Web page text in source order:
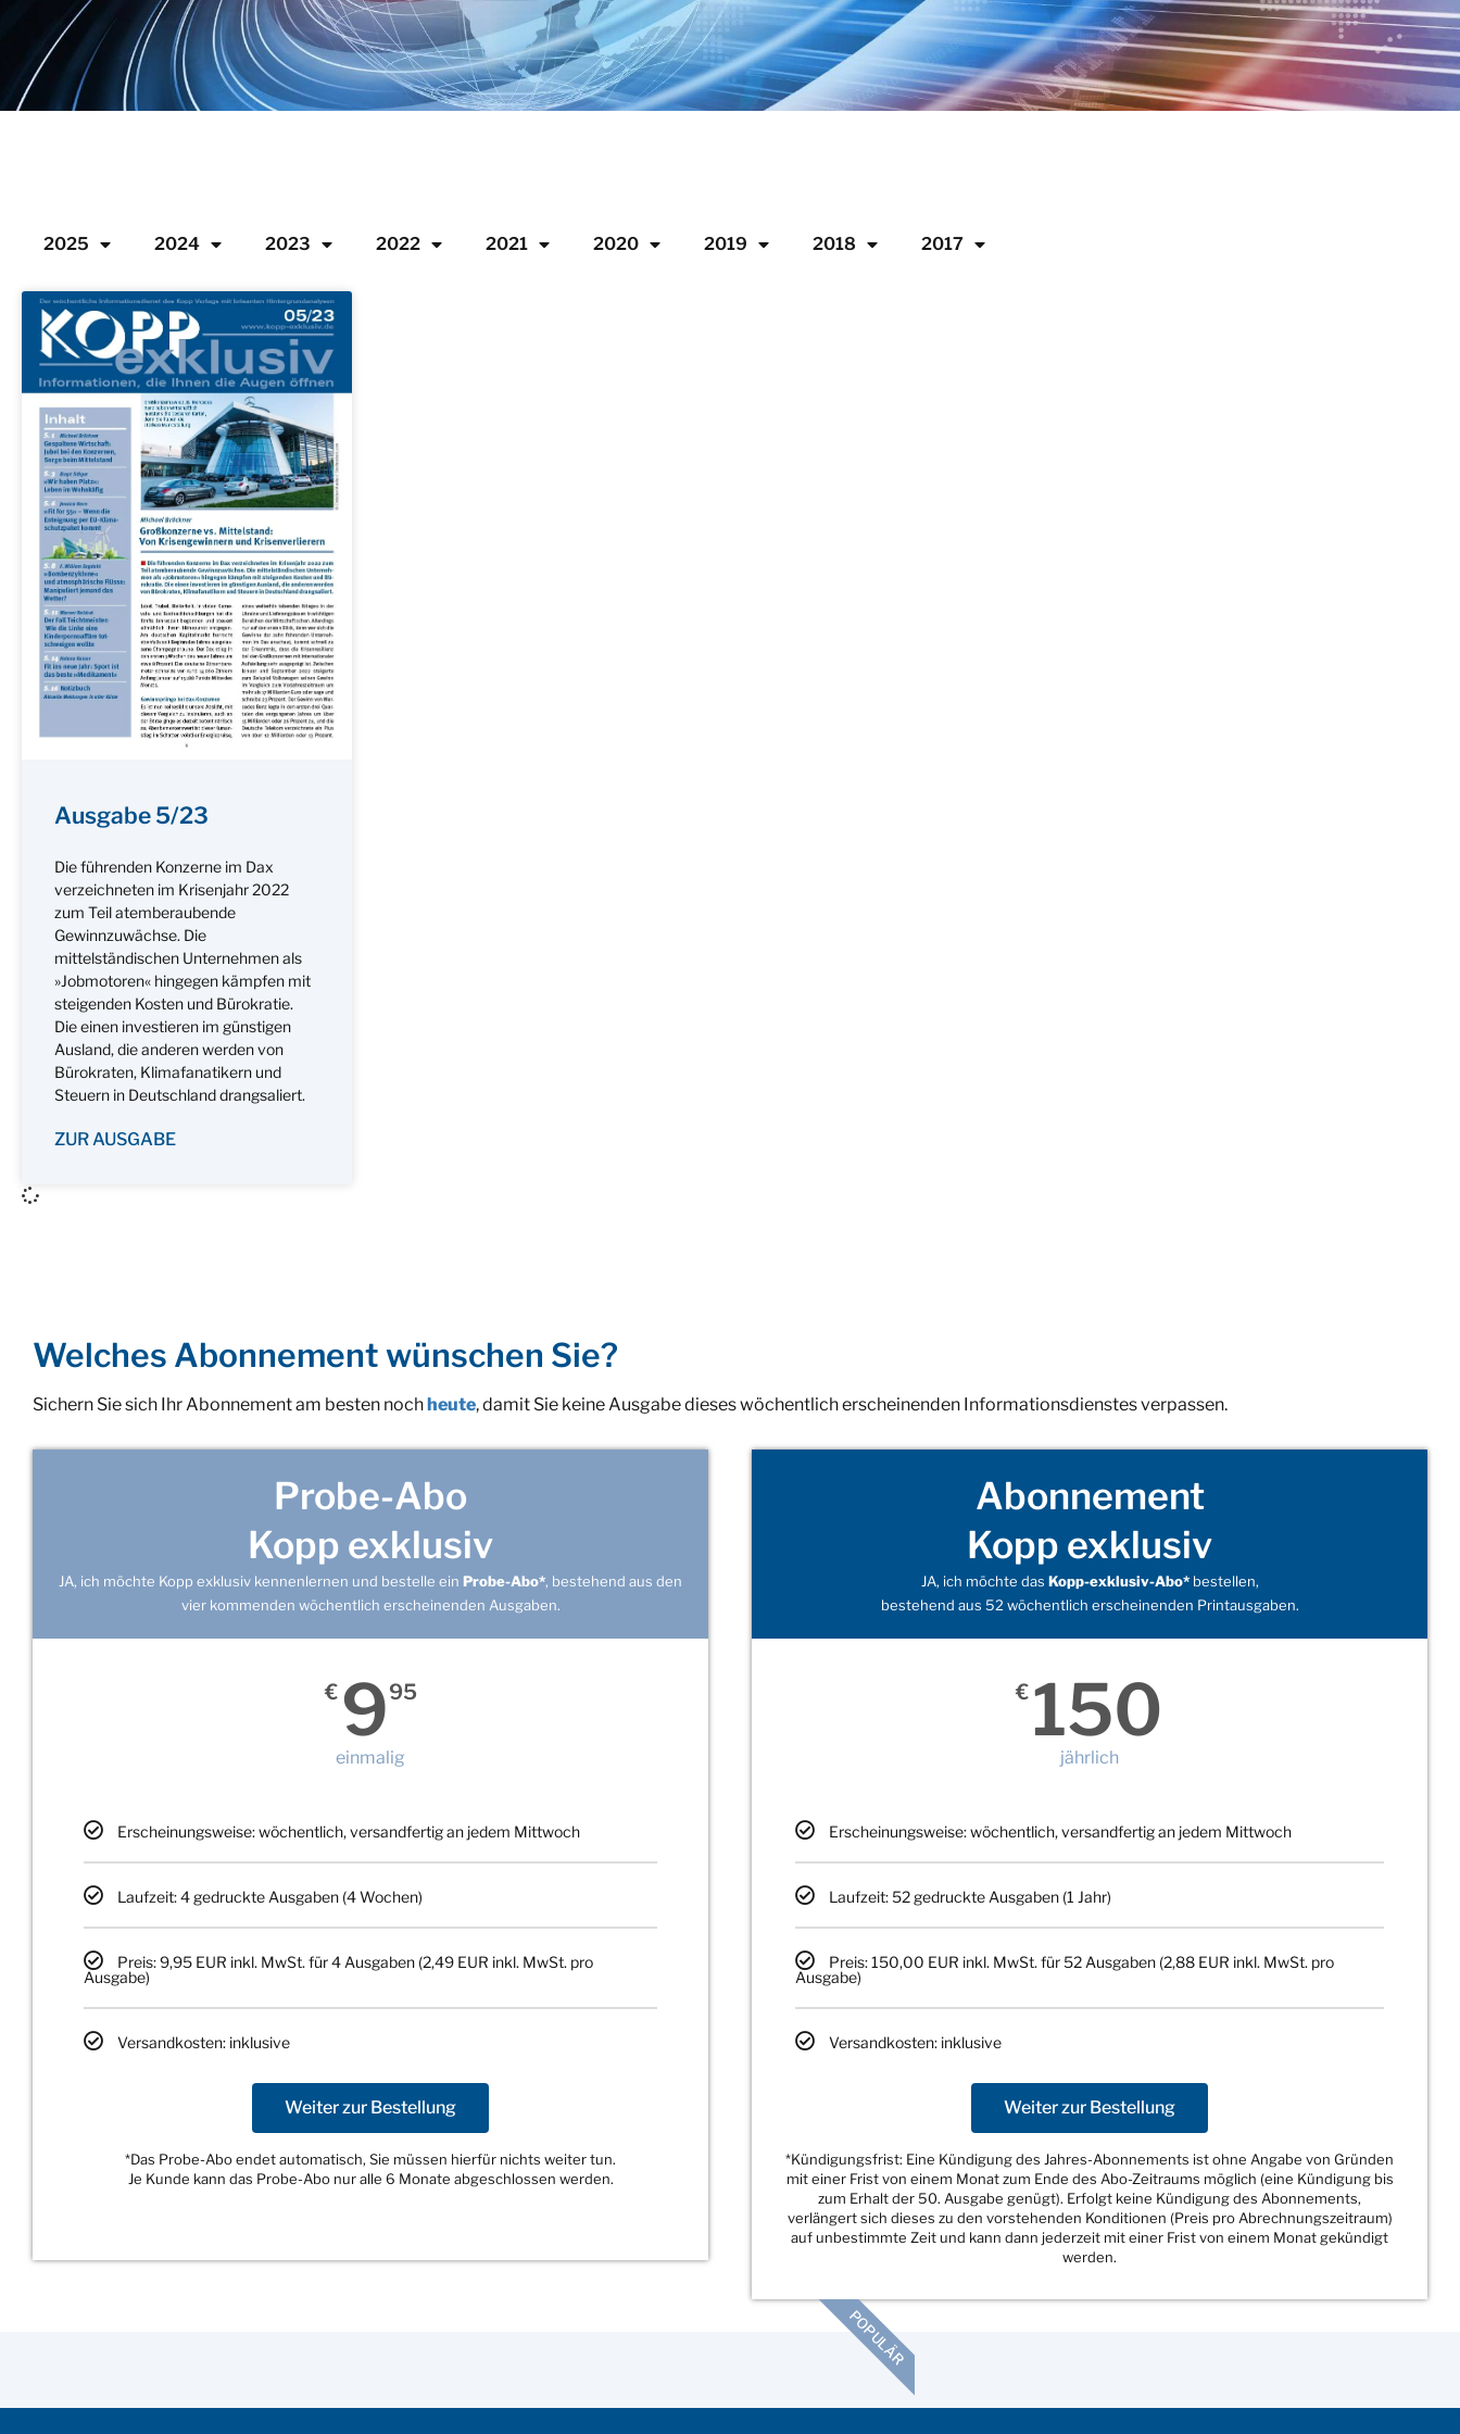
2025 2024 2023 2022 2021 2020 2019 2018 2017
Ausgabe 5/23
Die führenden Konzerne im Dax
verzeichneten im Krisenjahr 2022
zum Teil atemberaubende
Gewinnzuwächse. Die
mittelständischen Unternehmen als
»Jobmotoren« hingegen kämpfen mit
steigenden Kosten und Bürokratie.
Die einen investieren im günstigen
Ausland, die anderen werden von
Bürokraten, Klimafanatikern und
Steuern in Deutschland drangsaliert.
ZUR AUSGABE
Welches Abonnement wünschen Sie?
Sichern Sie sich Ihr Abonnement am besten nochheute, damit Sie keine Ausgabe dieses wöchentlich erscheinenden Informationsdienstes verpassen.
Probe-Abo
Kopp exklusiv
JA, ich möchte Kopp exklusiv kennenlernen und bestelle ein Probe-Abo*, bestehend aus den
vier kommenden wöchentlich erscheinenden Ausgaben.
€ 995
einmalig
Erscheinungsweise: wöchentlich, versandfertig an jedem Mittwoch
Laufzeit: 4 gedruckte Ausgaben (4 Wochen)
Preis: 9,95 EUR inkl. MwSt. für 4 Ausgaben (2,49 EUR inkl. MwSt. pro
Ausgabe)
Versandkosten: inklusive
Weiter zur Bestellung
*Das Probe-Abo endet automatisch, Sie müssen hierfür nichts weiter tun.
Je Kunde kann das Probe-Abo nur alle 6 Monate abgeschlossen werden.
Abonnement
Kopp exklusiv
JA, ich möchte das Kopp-exklusiv-Abo*bestellen,
bestehend aus 52 wöchentlich erscheinenden Printausgaben.
€ 150
jährlich
Erscheinungsweise: wöchentlich, versandfertig an jedem Mittwoch
Laufzeit: 52 gedruckte Ausgaben (1 Jahr)
Preis: 150,00 EUR inkl. MwSt. für 52 Ausgaben (2,88 EUR inkl. MwSt. pro
Ausgabe)
Versandkosten: inklusive
Weiter zur Bestellung
*Kündigungsfrist: Eine Kündigung des Jahres-Abonnements ist ohne Angabe von Gründen
mit einer Frist von einem Monat zum Ende des Abo-Zeitraums möglich (eine Kündigung bis
zum Erhalt der 50. Ausgabe genügt). Erfolgt keine Kündigung des Abonnements,
verlängert sich dieses zu den vorstehenden Konditionen (Preis pro Abrechnungszeitraum)
auf unbestimmte Zeit und kann dann jederzeit mit einer Frist von einem Monat gekündigt
werden.
POPULÄR